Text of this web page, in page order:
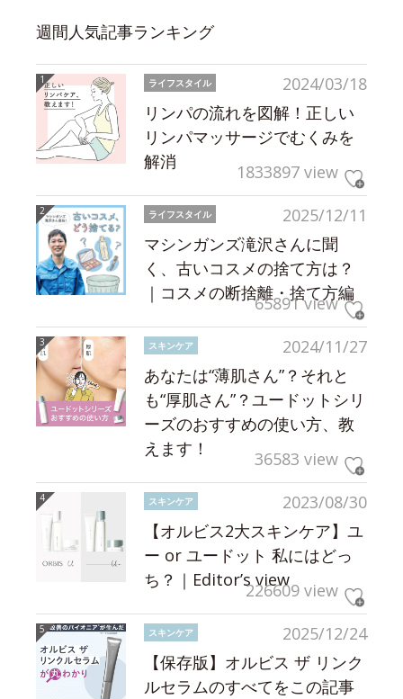
週間人気記事ランキング
2024/03/18
ライフスタイル
リンパの流れを図解！正しい
リンパマッサージでむくみを
解消
1833897 view
2025/12/11
ライフスタイル
マシンガンズ滝沢さんに聞
く、古いコスメの捨て方は？
｜コスメの断捨離・捨て方編
65891 view
2024/11/27
スキンケア
あなたは“薄肌さん”？それと
も“厚肌さん”？ユードットシリ
ーズのおすすめの使い方、教
えます！
36583 view
2023/08/30
スキンケア
【オルビス2大スキンケア】ユ
ー or ユードット 私にはどっ
ち？｜Editor’s view226609 view
2025/12/24
スキンケア
【保存版】オルビス ザ リンク
ルセラムのすべてをこの記事